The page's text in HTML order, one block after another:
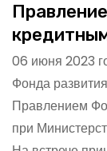
06 июня 2023
Фонда
Правлением
при